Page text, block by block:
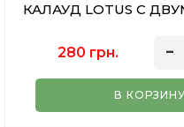
КАЛАУД LOTUS С
280 грн.
В КОРЗИНУ